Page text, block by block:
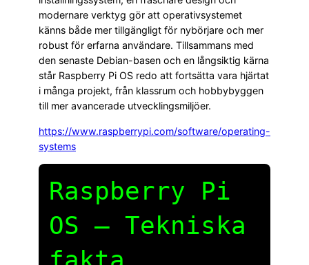
modernare verktyg gör att operativsystemet
känns både mer tillgängligt för nybörjare och mer
robust för erfarna användare. Tillsammans med
den senaste Debian-basen och en långsiktig kärna
står Raspberry Pi OS redo att fortsätta vara hjärtat
i många projekt, från klassrum och hobbybyggen
till mer avancerade utvecklingsmiljöer.
https://www.raspberrypi.com/software/operating-
systems
Raspberry Pi
OS – Tekniska